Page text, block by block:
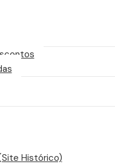
Histórico)